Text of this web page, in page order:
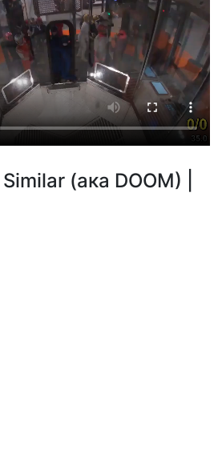
(ака DOOM) |